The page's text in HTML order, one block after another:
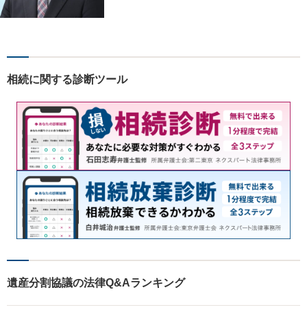
相続に関する診断ツール
遺産分割協議の法律Q&Aランキング